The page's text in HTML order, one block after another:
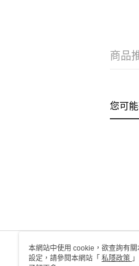
商品
您可
本網站中使用 cookie，欲查詢有
設定，請參閱本網站「 私隱政策